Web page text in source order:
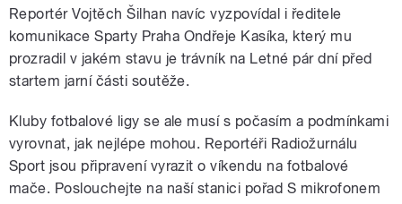
Reportér Vojtěch Šilhan navíc vyzpovídal i ředitele
komunikace Sparty Praha Ondřeje Kasíka, který mu
prozradil v jakém stavu je trávník na Letné pár dní před
startem jarní části soutěže.
Kluby fotbalové ligy se ale musí s počasím a podmínkami
vyrovnat, jak nejlépe mohou. Reportéři Radiožurnálu
Sport jsou připravení vyrazit o víkendu na fotbalové
mače. Poslouchejte na naší stanici pořad S mikrofonem